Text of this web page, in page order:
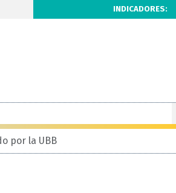
INDICADORES:
por la UBB